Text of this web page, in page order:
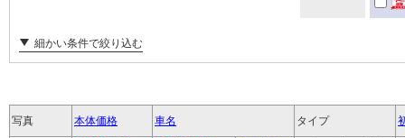
細かい条件で絞り込む
写真 本体価格 車名 タイプ